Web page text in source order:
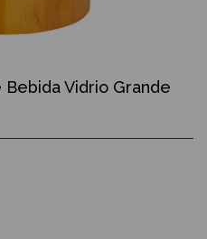
Vidrio Grande